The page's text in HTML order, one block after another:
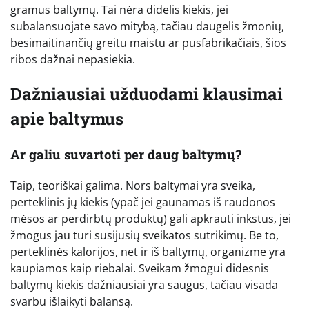
gramus baltymų. Tai nėra didelis kiekis, jei
subalansuojate savo mitybą, tačiau daugelis žmonių,
besimaitinančių greitu maistu ar pusfabrikačiais, šios
ribos dažnai nepasiekia.
Dažniausiai užduodami klausimai
apie baltymus
Ar galiu suvartoti per daug baltymų?
Taip, teoriškai galima. Nors baltymai yra sveika,
perteklinis jų kiekis (ypač jei gaunamas iš raudonos
mėsos ar perdirbtų produktų) gali apkrauti inkstus, jei
žmogus jau turi susijusių sveikatos sutrikimų. Be to,
perteklinės kalorijos, net ir iš baltymų, organizme yra
kaupiamos kaip riebalai. Sveikam žmogui didesnis
baltymų kiekis dažniausiai yra saugus, tačiau visada
svarbu išlaikyti balansą.